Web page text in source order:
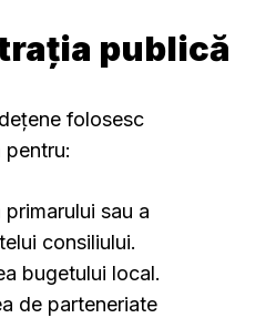
publică
folosesc
pentru:
primarului sau a
consiliului.
bugetului local.
de parteneriate